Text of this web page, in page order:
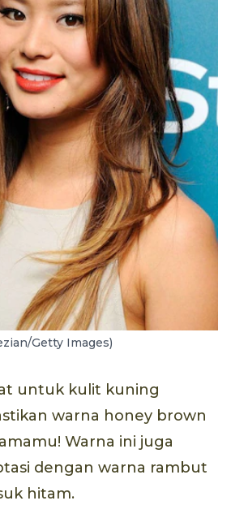
Getty Images)
untuk kulit kuning
warna honey brown
Warna ini juga
dengan warna rambut
hitam.